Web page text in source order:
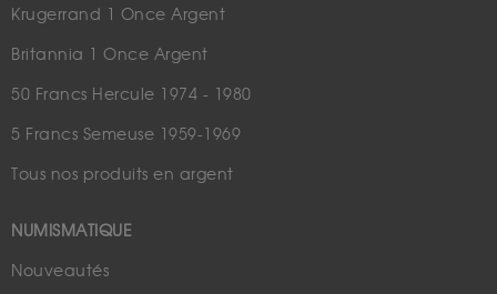
Krugerrand 1 Once Argent
Britannia 1 Once Argent
50 Francs Hercule 1974 - 1980
5 Francs Semeuse 1959-1969
Tous nos produits en argent
NUMISMATIQUE
Nouveautés